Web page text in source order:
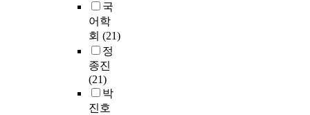
국
어학
회 (21)
정
종진
(21)
박
진호